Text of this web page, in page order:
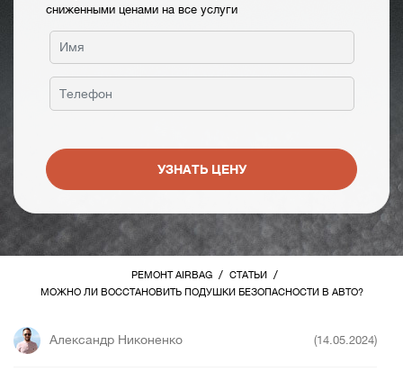
сниженными ценами на все услуги
УЗНАТЬ ЦЕНУ
РЕМОНТ AIRBAG / СТАТЬИ /
МОЖНО ЛИ ВОССТАНОВИТЬ ПОДУШКИ БЕЗОПАСНОСТИ В АВТО?
Александр Никоненко (14.05.2024)